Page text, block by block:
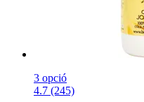
3 opció
4.7 (245)